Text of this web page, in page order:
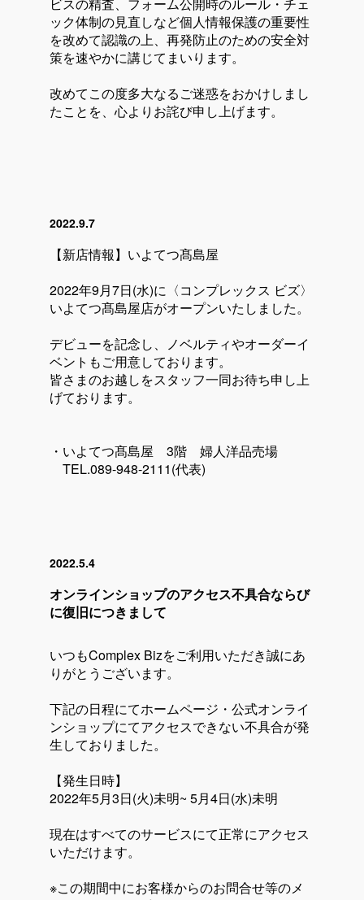
ック体制の見直しなど個人情報保護の重要性
を改めて認識の上、再発防止のための安全対
策を速やかに講じてまいります。
改めてこの度多大なるご迷惑をおかけしまし
たことを、心よりお詫び申し上げます。
2022.9.7
【新店情報】いよてつ髙島屋
2022年9月7日(水)に〈コンプレックス ビズ〉
いよてつ髙島屋店がオープンいたしました。
デビューを記念し、ノベルティやオーダーイ
ベントもご用意しております。
皆さまのお越しをスタッフ一同お待ち申し上
げております。
・いよてつ髙島屋 3階 婦人洋品売場
TEL.089-948-2111(代表)
2022.5.4
オンラインショップのアクセス不具合ならび
に復旧につきまして
いつもComplex Bizをご利用いただき誠にあ
りがとうございます。
下記の日程にてホームページ・公式オンライ
ンショップにてアクセスできない不具合が発
生しておりました。
【発生日時】
2022年5月3日(火)未明~ 5月4日(水)未明
現在はすべてのサービスにて正常にアクセス
いただけます。
※この期間中にお客様からのお問合せ等のメ